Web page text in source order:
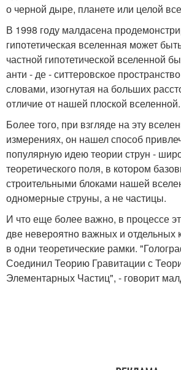
о черной дыре, планете или целой
В 1998 году малдасена
гипотетическая вселенная может
частной гипотетической вселенной
анти - де - ситтеровское
словами, изогнутая на больших
отличие от нашей плоской вселенной.
Более того, при взгляде на эту
измерениях, он нашел способ
популярную идею теории струн -
теоретического поля, в котором
строительными блоками нашей
одномерные струны, а не частицы.
И что еще более важно, в процессе
две невероятно важных и отдельных
в одни теоретические рамки.
Соединил Теорию Гравитации с
Элементарных Частиц", - говорит